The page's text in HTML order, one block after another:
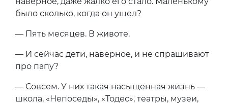
было сколько, когда он ушел?
— Пять месяцев. В животе.
— И сейчас дети, наверное, и не спрашивают
про папу?
— Совсем. У них такая насыщенная жизнь —
школа, «Непоседы», «Тодес», театры, музеи,